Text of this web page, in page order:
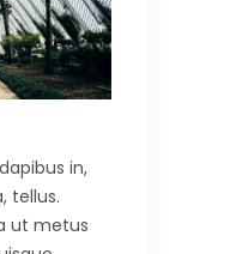
in,
tellus.
ut metus